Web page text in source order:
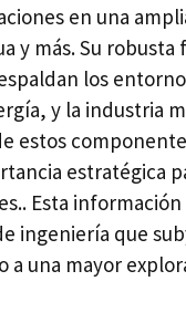
en una
y más. Su
los
y la industria
estos
estratégica
Esta
ingeniería que
a una mayor